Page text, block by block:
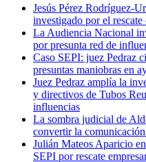
Jesús Pérez Rodríguez-
investigado por el rescate
La Audiencia Nacional
por presunta red de
Caso SEPI: juez Pedraz
presuntas maniobras en
Juez Pedraz amplía la
y directivos de Tubos
influencias
La sombra judicial de
convertir la comunicación
Julián Mateos Aparicio
SEPI por rescate